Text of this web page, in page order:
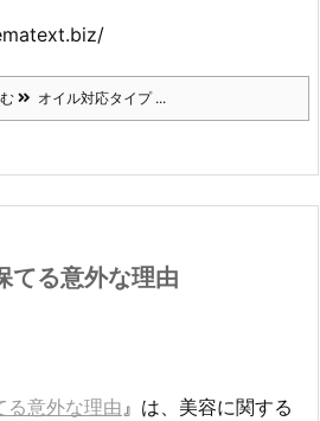
オイル対応タイプ ...
てる意外な理由
る意外な理由 』は、美容に関する